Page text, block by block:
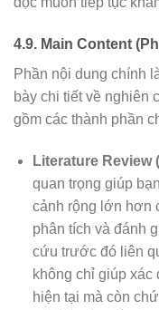
4.9. Main Content
Phần nội dung chính
bày chi tiết về nghiên
gồm các thành phần
Literature Review
quan trọng giúp
cảnh rộng lớn hơn
phân tích và đánh
cứu trước đó liên
không chỉ giúp xác
hiện tại mà còn